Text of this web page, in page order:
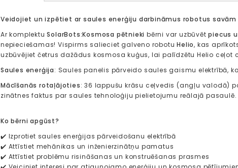
Veidojiet un izpētiet ar saules enerģiju darbināmus robotus savām
Ar komplektuSolarBots:Kosmosa pētnieki bērni var uzbūvētpiecus
nepieciešamas! Vispirms salieciet galveno robotuHelio, kas
uzbūvējiet četrus dažādus kosmosa kuģus, lai palīdzētu Helio ceļot
Saules enerģija: Saules panelis pārveido saules gaismu elektrībā,
Mācīšanās rotaļājoties: 36 lappušu krāsu ceļvedis (angļu valodā)
zinātnes faktus par saules tehnoloģiju pielietojumu reālajā pasaulē.
Ko bērni apgūst?
✔️ Izprotiet saules enerģijas pārveidošanu elektrībā
✔️ Attīstiet mehānikas un inženierzinātņu pamatus
✔️ Attīstiet problēmu risināšanas un konstruēšanas prasmes